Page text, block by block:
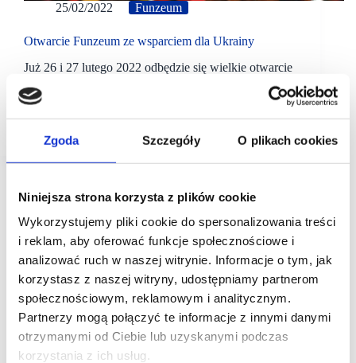
Zgoda Szczegóły O plikach cookies
Niniejsza strona korzysta z plików cookie
Wykorzystujemy pliki cookie do spersonalizowania treści
i reklam, aby oferować funkcje społecznościowe i
analizować ruch w naszej witrynie. Informacje o tym, jak
korzystasz z naszej witryny, udostępniamy partnerom
społecznościowym, reklamowym i analitycznym.
Partnerzy mogą połączyć te informacje z innymi danymi
otrzymanymi od Ciebie lub uzyskanymi podczas
korzystania z ich usług.
25/02/2022 Funzeum
Otwarcie Funzeum ze wsparciem dla Ukrainy
Już 26 i 27 lutego 2022 odbędzie się wielkie otwarcie
miejsca oferującego multimedialne instalacje